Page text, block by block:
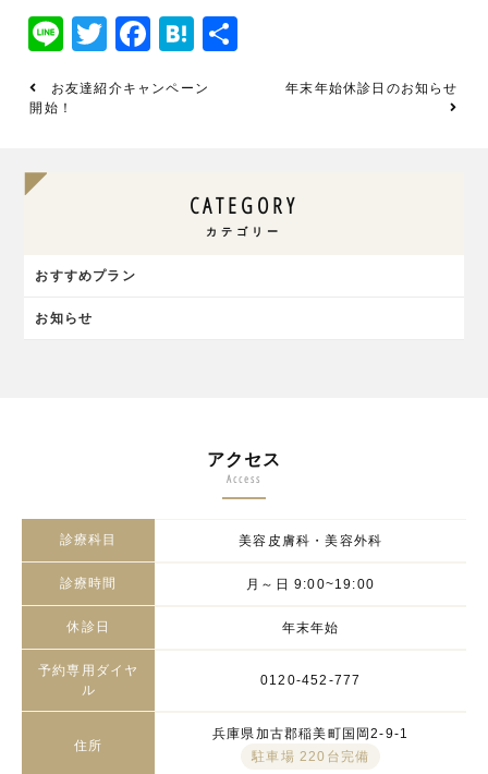
LineTwitter
Facebook
Hatena
お友達紹介キャンペーン
開始！
年末年始休診日のお知らせ
CATEGORY
カテゴリー
おすすめプラン
お知らせ
アクセス
Access
診療科目 美容皮膚科・美容外科
診療時間 月～日 9:00~19:00
休診日 年末年始
予約専用ダイヤ
ル
0120-452-777
住所
兵庫県加古郡稲美町国岡2-9-1
駐車場 220台完備